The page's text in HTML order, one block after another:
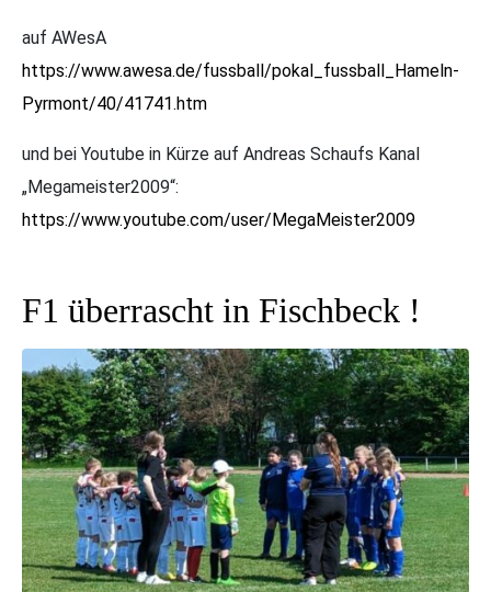
auf AWesA
https://www.awesa.de/fussball/pokal_fussball_Hameln-
Pyrmont/40/41741.htm
und bei Youtube in Kürze auf Andreas Schaufs Kanal
„Megameister2009“:
https://www.youtube.com/user/MegaMeister2009
F1 überrascht in Fischbeck !